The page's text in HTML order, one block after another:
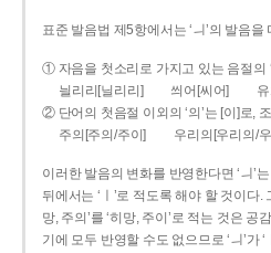
표준 발음법 제5항에서는 ‘ㅢ’의 발음
① 자음을 첫소리로 가지고 있는 음절의
늴리리[닐리리]
씌어[씨어]
② 단어의 첫음절 이외의 ‘의’는 [이]로,
주의[주의/주이]
우리의[우리의/
이러한 발음의 변화를 반영한다면 ‘ㅢ’
뒤에서는 ‘ㅣ’로 적도록 해야 할 것이다.
망, 주의’를 ‘히망, 주이’로 적는 것은
기에 모두 반영할 수도 없으므로 ‘ㅢ’가